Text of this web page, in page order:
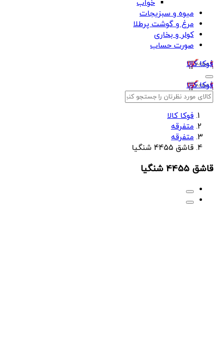
خواب
میوه و سبزیجات
مرغ و گوشت پرطلا
کولر و بخاری
صورت حساب
فوکا کالا
فوکا کالا
فوکا کالا
متفرقه
متفرقه
قاشق 4455 شنگیا
قاشق 4455 شنگیا